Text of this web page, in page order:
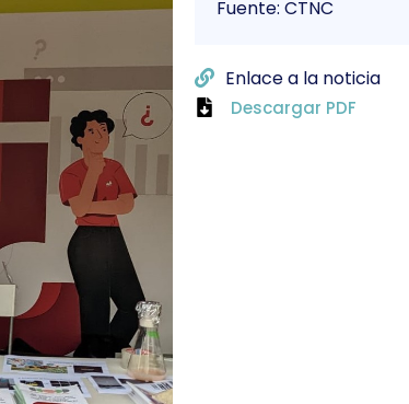
Fuente: CTNC
Enlace a la noticia
Descargar PDF